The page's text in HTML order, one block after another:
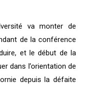
va monter de
de la conférence
et le début de la
dans l’orientation de
depuis la défaite